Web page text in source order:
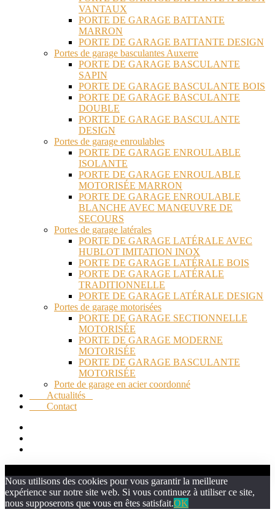
VANTAUX
PORTE DE GARAGE BATTANTE
MARRON
PORTE DE GARAGE BATTANTE DESIGN
Portes de garage basculantes Auxerre
PORTE DE GARAGE BASCULANTE
SAPIN
PORTE DE GARAGE BASCULANTE BOIS
PORTE DE GARAGE BASCULANTE
DOUBLE
PORTE DE GARAGE BASCULANTE
DESIGN
Portes de garage enroulables
PORTE DE GARAGE ENROULABLE
ISOLANTE
PORTE DE GARAGE ENROULABLE
MOTORISÉE MARRON
PORTE DE GARAGE ENROULABLE
BLANCHE AVEC MANŒUVRE DE
SECOURS
Portes de garage latérales
PORTE DE GARAGE LATÉRALE AVEC
HUBLOT IMITATION INOX
PORTE DE GARAGE LATÉRALE BOIS
PORTE DE GARAGE LATÉRALE
TRADITIONNELLE
PORTE DE GARAGE LATÉRALE DESIGN
Portes de garage motorisées
PORTE DE GARAGE SECTIONNELLE
MOTORISÉE
PORTE DE GARAGE MODERNE
MOTORISÉE
PORTE DE GARAGE BASCULANTE
MOTORISÉE
Porte de garage en acier coordonné
Actualités
Contact
Nous utilisons des cookies pour vous garantir la meilleure
expérience sur notre site web. Si vous continuez à utiliser ce site,
nous supposerons que vous en êtes satisfait.OK